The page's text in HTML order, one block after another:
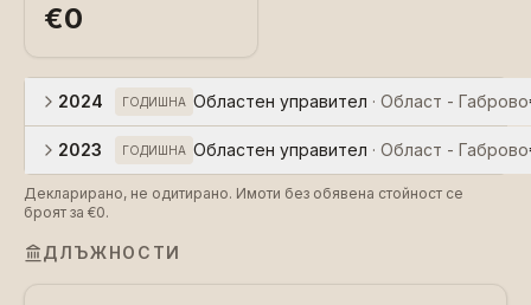
€0
2024 ГОДИШНА Областен управител · Област - Габрово
2023 ГОДИШНА Областен управител · Област - Габрово
Декларирано, не одитирано. Имоти без обявена стойност се
броят за €0.
ДЛЪЖНОСТИ